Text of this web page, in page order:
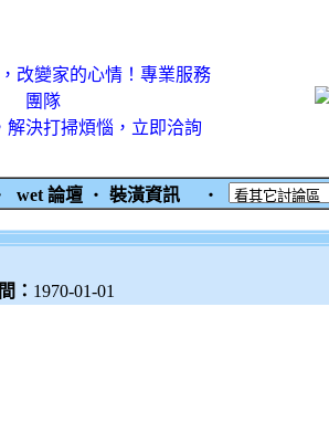
改變家的心情！專業服務
團隊
解決打掃煩惱，立即洽詢
wet 論壇 ‧ 裝潢資訊 ‧
： 1970-01-01